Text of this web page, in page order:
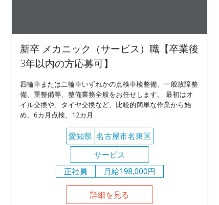
新卒 メカニック（サービス）職【卒業後
3年以内の方応募可】
四輪車または二輪車いずれかの点検車検整備、一般故障整
備、重整備等、整備業務全般をお任せします。 最初はオ
イル交換や、タイヤ交換など、比較的簡単な作業から始
め、6カ月点検、12カ月
愛知県 名古屋市名東区
サービス
正社員
月給198,000円
詳細を見る